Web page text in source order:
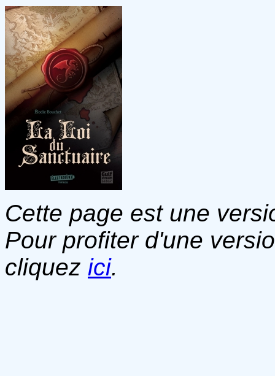
Cette page est une
Pour profiter d'une
cliquez ici.